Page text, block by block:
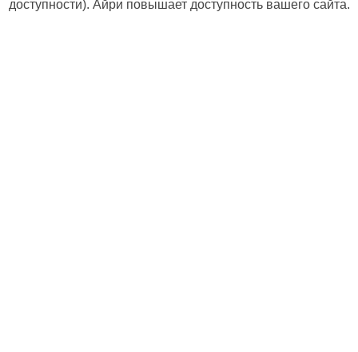
доступности). Айри повышает доступность вашего сайта.